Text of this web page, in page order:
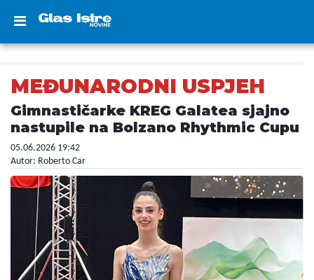
MEĐUNARODNI USPJEH
Gimnastičarke KREG Galatea sjajno
nastupile na Bolzano Rhythmic Cupu
05.06.2026 19:42
Autor: Roberto Car